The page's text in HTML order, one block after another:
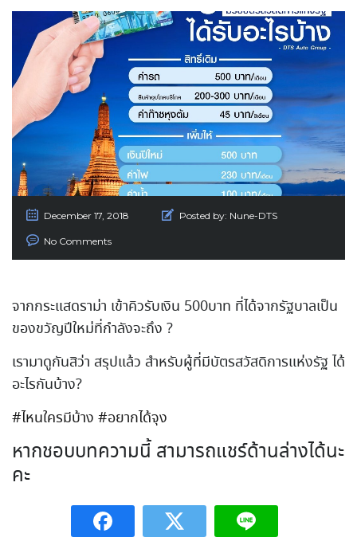
December 17, 2018 Posted by: Nune-DTS
No Comments
จากกระแสดราม่า เข้าคิวรับเงิน 500บาท ที่ได้จากรัฐบาลเป็น
ของขวัญปีใหม่ที่กำลังจะถึง ?
เรามาดูกันสิว่า สรุปแล้ว สำหรับผู้ที่มีบัตรสวัสดิการแห่งรัฐ ได้
อะไรกันบ้าง?
#ไหนใครมีบ้าง #อยากได้จุง
หากชอบบทความนี้ สามารถแชร์ด้านล่างได้นะ
คะ